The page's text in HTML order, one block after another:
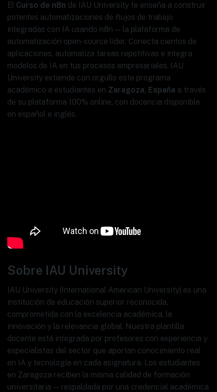
El Curso de n8n de IAU University te enseña a construir
potentes automatizaciones de flujos de trabajo
integradas con IA usando n8n — la plataforma de
automatización open-source líder. Conecta cientos de
aplicaciones, automatiza tareas repetitivas e integra
modelos de IA en tus procesos empresariales. IAU
University extiende con orgullo este programa
académico a estudiantes en Zaragoza, España a través
de su plataforma 100% online, con docencia disponible
en español e inglés.
Sobre IAU University
IAU University (International American University) es una
institución de educación superior reconocida,
comprometida con la excelencia académica, la
innovación y la relevancia global. Nuestra plantilla
docente está integrada por profesores con experiencia y
especialistas del sector que aportan conocimiento real
en IA y tecnología en cada asignatura. Los estudiantes
en Zaragoza reciben la misma calidad de formación
universitaria — respaldada por una credencial académica